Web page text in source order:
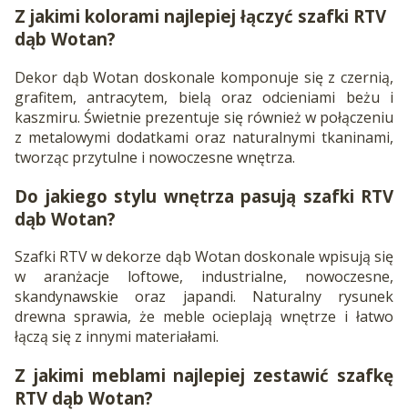
Z jakimi kolorami najlepiej łączyć szafki RTV
dąb Wotan?
Dekor dąb Wotan doskonale komponuje się z czernią,
grafitem, antracytem, bielą oraz odcieniami beżu i
kaszmiru. Świetnie prezentuje się również w połączeniu
z metalowymi dodatkami oraz naturalnymi tkaninami,
tworząc przytulne i nowoczesne wnętrza.
Do jakiego stylu wnętrza pasują szafki RTV
dąb Wotan?
Szafki RTV w dekorze dąb Wotan doskonale wpisują się
w aranżacje loftowe, industrialne, nowoczesne,
skandynawskie oraz japandi. Naturalny rysunek
drewna sprawia, że meble ocieplają wnętrze i łatwo
łączą się z innymi materiałami.
Z jakimi meblami najlepiej zestawić szafkę
RTV dąb Wotan?